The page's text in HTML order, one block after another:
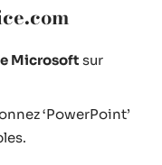
Microsoft sur
‘PowerPoint’